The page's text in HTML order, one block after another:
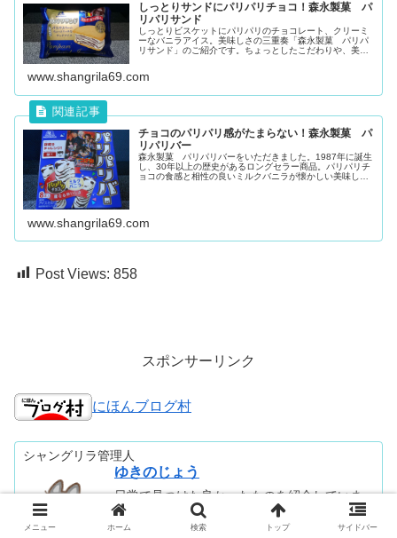
しっとりサンドにパリパリチョコ！森永製菓 パ
リパリサンド
しっとりビスケットにパリパリのチョコレート、クリーミ
ーなバニラアイス。美味しさの三重奏「森永製菓 パリパ
リサンド」のご紹介です。ちょっとしたこだわりや、美味
www.shangrila69.com
チョコのパリパリ感がたまらない！森永製菓 パ
リパリバー
森永製菓 パリパリバーをいただきました。1987年に誕生
し、30年以上の歴史があるロングセラー商品。パリパリチ
ョコの食感と相性の良いミルクバニラが懐かしい美味し
www.shangrila69.com
Post Views: 858
スポンサーリンク
にほんブログ村
シャングリラ管理人
ゆきのじょう
日常で見つけた良かったものを紹介していま
す。
漫画、音楽、映画、ガジェット、お悩み解決
メニュー ホーム 検索 トップ サイドバー